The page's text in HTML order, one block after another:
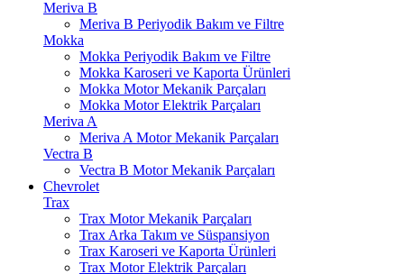
Meriva B
Meriva B Periyodik Bakım ve Filtre
Mokka
Mokka Periyodik Bakım ve Filtre
Mokka Karoseri ve Kaporta Ürünleri
Mokka Motor Mekanik Parçaları
Mokka Motor Elektrik Parçaları
Meriva A
Meriva A Motor Mekanik Parçaları
Vectra B
Vectra B Motor Mekanik Parçaları
Chevrolet
Trax
Trax Motor Mekanik Parçaları
Trax Arka Takım ve Süspansiyon
Trax Karoseri ve Kaporta Ürünleri
Trax Motor Elektrik Parçaları